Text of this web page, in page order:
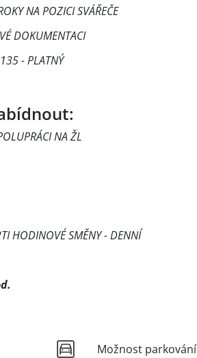
NA POZICI SVÁŘEČE
DOKUMENTACI
- PLATNÝ
NA ŽL
SMĚNY - DENNÍ
Možnost parkování